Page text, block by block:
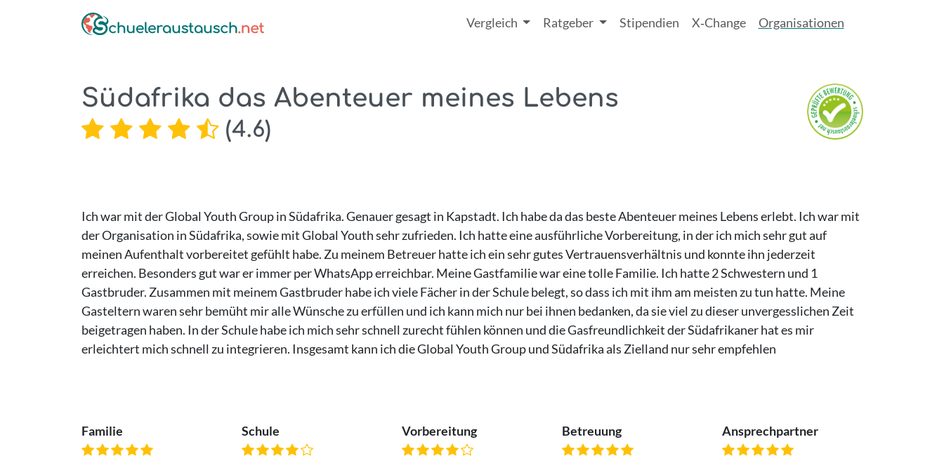
Vergleich Ratgeber Stipendien X‑Change Organisationen
Südafrika das Abenteuer meines Lebens
(4.6)
Ich war mit der Global Youth Group in Südafrika. Genauer gesagt in Kapstadt. Ich habe da das beste Abenteuer meines Lebens erlebt. Ich war mit
der Organisation in Südafrika, sowie mit Global Youth sehr zufrieden. Ich hatte eine ausführliche Vorbereitung, in der ich mich sehr gut auf
meinen Aufenthalt vorbereitet gefühlt habe. Zu meinem Betreuer hatte ich ein sehr gutes Vertrauensverhältnis und konnte ihn jederzeit
erreichen. Besonders gut war er immer per WhatsApp erreichbar. Meine Gastfamilie war eine tolle Familie. Ich hatte 2 Schwestern und 1
Gastbruder. Zusammen mit meinem Gastbruder habe ich viele Fächer in der Schule belegt, so dass ich mit ihm am meisten zu tun hatte. Meine
Gasteltern waren sehr bemüht mir alle Wünsche zu erfüllen und ich kann mich nur bei ihnen bedanken, da sie viel zu dieser unvergesslichen Zeit
beigetragen haben. In der Schule habe ich mich sehr schnell zurecht fühlen können und die Gasfreundlichkeit der Südafrikaner hat es mir
erleichtert mich schnell zu integrieren. Insgesamt kann ich die Global Youth Group und Südafrika als Zielland nur sehr empfehlen
Familie Schule Vorbereitung Betreuung Ansprechpartner